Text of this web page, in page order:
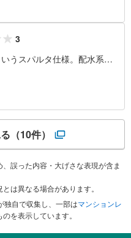
3
うスパルタ仕様。配水系が
れていると思えないくらい
（10件）
誤った内容・大げさな表現が含ま
は異なる場合があります。
独自で収集し、一部はマンションレ
を表示しています。